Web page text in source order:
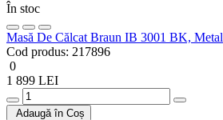
În stoc
Masă De Călcat Braun IB 3001 BK, Metal
Cod produs: 217896
0
1 899 LEI
Adaugă în Coș